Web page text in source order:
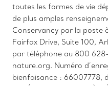
toutes les formes de vie
de plus amples
Conservancy par la poste
Fairfax Drive, Suite 100,
par téléphone au 800
nature.org. Numéro
bienfaisance : 66007778,